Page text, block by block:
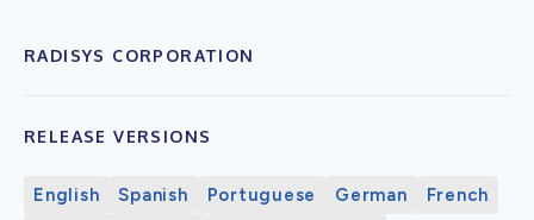
RADISYS CORPORATION
RELEASE VERSIONS
English Spanish Portuguese German
French